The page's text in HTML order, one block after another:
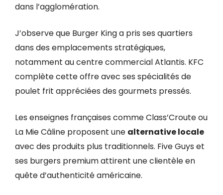
dans l’agglomération.
J’observe que Burger King a pris ses quartiers
dans des emplacements stratégiques,
notamment au centre commercial Atlantis. KFC
complète cette offre avec ses spécialités de
poulet frit appréciées des gourmets pressés.
Les enseignes françaises comme Class’Croute ou
La Mie Câline proposent une alternative locale
avec des produits plus traditionnels. Five Guys et
ses burgers premium attirent une clientèle en
quête d’authenticité américaine.